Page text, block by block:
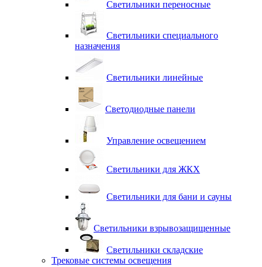
Светильники переносные
Светильники специального
назначения
Светильники линейные
Светодиодные панели
Управление освещением
Светильники для ЖКХ
Светильники для бани и сауны
Светильники взрывозащищенные
Светильники складские
Трековые системы освещения